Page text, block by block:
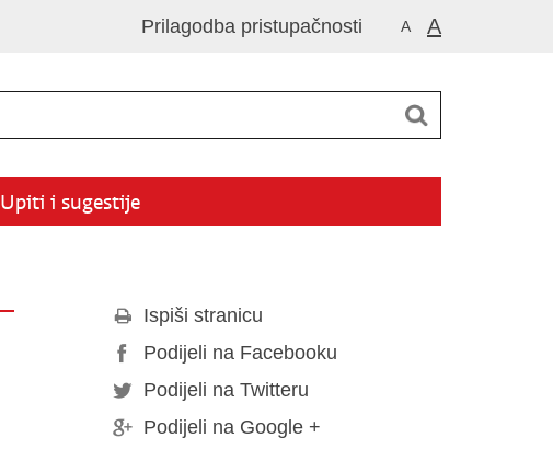
A A
Prilagodba pristupačnosti
Upiti i sugestije
Ispiši stranicu
Podijeli na Facebooku
Podijeli na Twitteru
Podijeli na Google +